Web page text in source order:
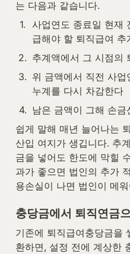
는 다음과 같습니다.
1. 사업연도 종료일 현재
급해야 할 퇴직급여 추
2. 추계액에서 그 시점의
3. 위 금액에서 직전 사
누계를 다시 차감한다
4. 남은 금액이 그해 손
쉽게 말해 매년 늘어나는
산입 여지가 생깁니다. 추
금을 넣어도 한도에 막힐
과가 좋으면 법인의 추가
용손실이 나면 법인이 메
충당금에서 퇴직연금
기존에 퇴직급여충당금을
환하면, 설정 전에 계상한